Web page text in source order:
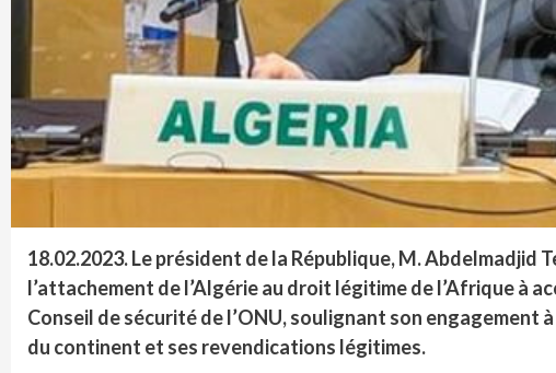
18.02.2023.Le président de la République, M. Abdelmadjid
l’attachement de l’Algérie au droit légitime de l’Afrique à
Conseil de sécurité de l’ONU, soulignant son
du continent et ses revendications légitimes.